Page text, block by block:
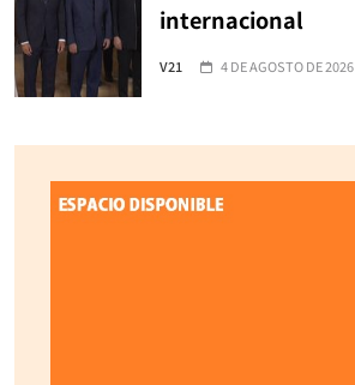
internacional
V21 4 DE AGOSTO DE 2026